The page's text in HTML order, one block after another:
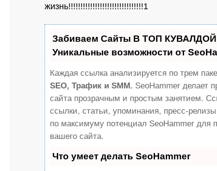
жизнь!!!!!!!!!!!!!!!!!!!!!!!!!!!!!!!1
Забиваем Сайты В ТОП КУВАЛДОЙ
Уникальные возможности от
Каждая ссылка анализируется по трем
SEO, Трафик и SMM. SeoHammer делает
сайта прозрачным и простым занятием.
ссылки, статьи, упоминания, пресс-
по максимуму потенциал SeoHammer для
вашего сайта.
Что умеет делать SeoHammer